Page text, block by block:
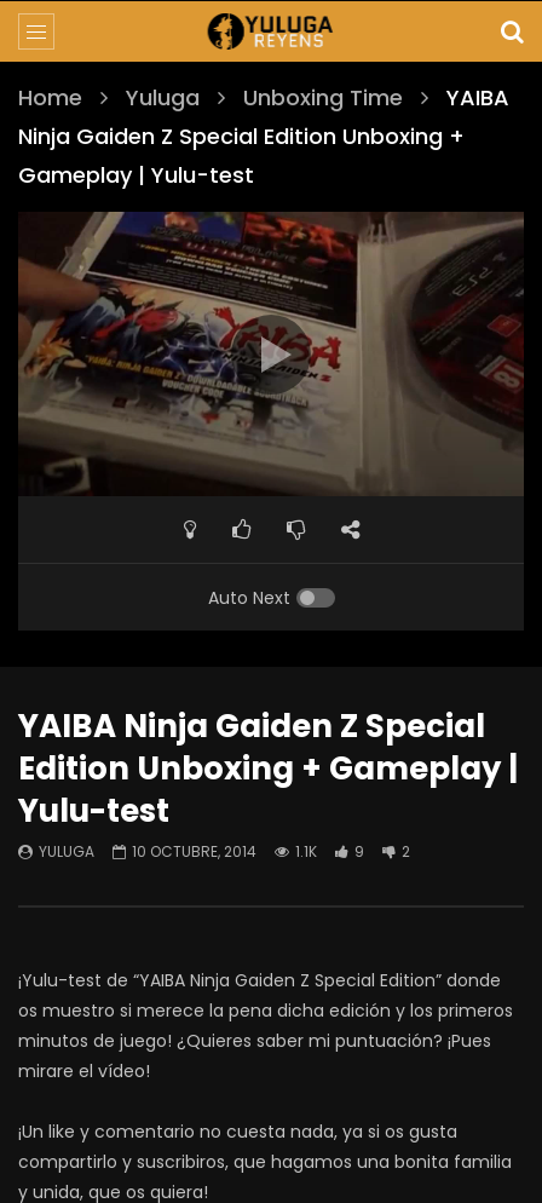
Home Yuluga Unboxing Time
YAIBA
Ninja Gaiden Z Special Edition Unboxing +
Gameplay | Yulu-test
Auto Next
YAIBA Ninja Gaiden Z Special
Edition Unboxing + Gameplay |
Yulu-test
YULUGA 10 OCTUBRE, 2014 1.1K 9 2
¡Yulu-test de “YAIBA Ninja Gaiden Z Special Edition” donde
os muestro si merece la pena dicha edición y los primeros
minutos de juego! ¿Quieres saber mi puntuación? ¡Pues
mirare el vídeo!
¡Un like y comentario no cuesta nada, ya si os gusta
compartirlo y suscribiros, que hagamos una bonita familia
y unida, que os quiera!